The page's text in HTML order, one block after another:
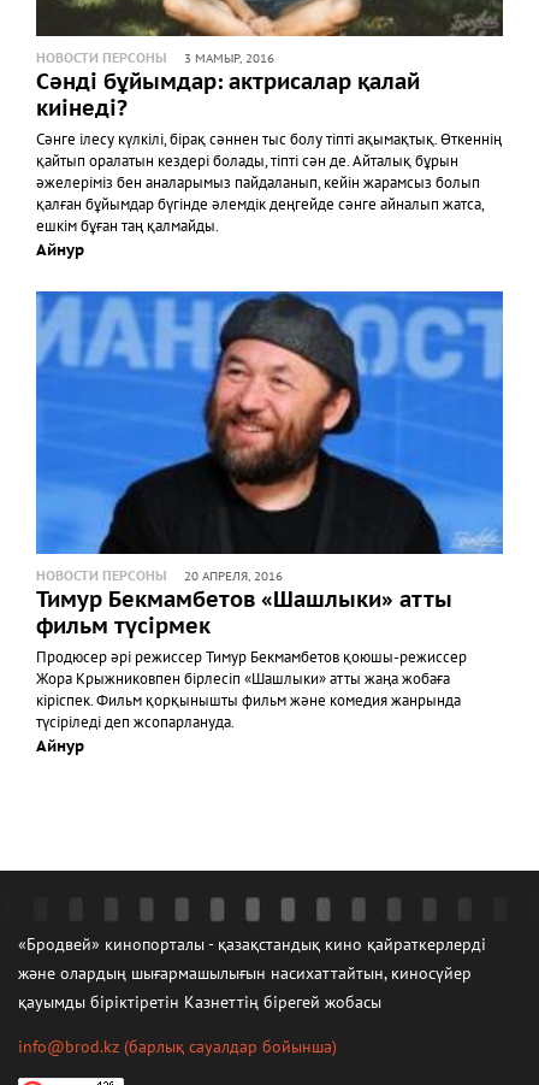
НОВОСТИ ПЕРСОНЫ 3 МАМЫР, 2016
Сәнді бұйымдар: актрисалар қалай
киінеді?
Сәнге ілесу күлкілі, бірақ сәннен тыс болу тіпті ақымақтық. Өткеннің
қайтып оралатын кездері болады, тіпті сән де. Айталық бұрын
әжелеріміз бен аналарымыз пайдаланып, кейін жарамсыз болып
қалған бұйымдар бүгінде әлемдік деңгейде сәнге айналып жатса,
ешкім бұған таң қалмайды.
Айнур
НОВОСТИ ПЕРСОНЫ 20 АПРЕЛЯ, 2016
Тимур Бекмамбетов «Шашлыки» атты
фильм түсірмек
Продюсер әрі режиссер Тимур Бекмамбетов қоюшы-режиссер
Жора Крыжниковпен бірлесіп «Шашлыки» атты жаңа жобаға
кіріспек. Фильм қорқынышты фильм және комедия жанрында
түсіріледі деп жсопарлануда.
Айнур
«Бродвей» кинопорталы - қазақстандық кино қайраткерлерді
және олардың шығармашылығын насихаттайтын, киносүйер
қауымды біріктіретін Казнеттің бірегей жобасы
info@brod.kz (барлық сауалдар бойынша)